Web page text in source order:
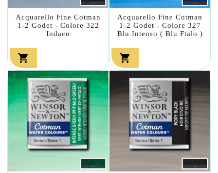
Acquarello Fine Cotman
1-2 Godet - Colore 322
Indaco

Acquarello Fine Cotman
1-2 Godet - Colore 327
Blu Intenso ( Blu Ftalo )
